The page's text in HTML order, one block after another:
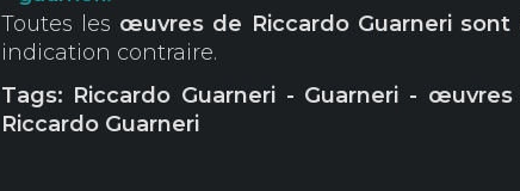
Toutes les œuvres de Riccardo Guarneri sont
indication contraire.
Tags: Riccardo Guarneri - Guarneri -
Riccardo Guarneri